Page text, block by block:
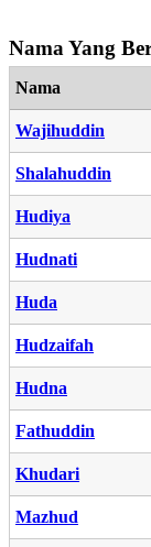
Nama Yang
Nama
Wajihuddin
Shalahuddin
Hudiya
Hudnati
Huda
Hudzaifah
Hudna
Fathuddin
Khudari
Mazhud